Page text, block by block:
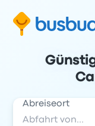
Abreiseort